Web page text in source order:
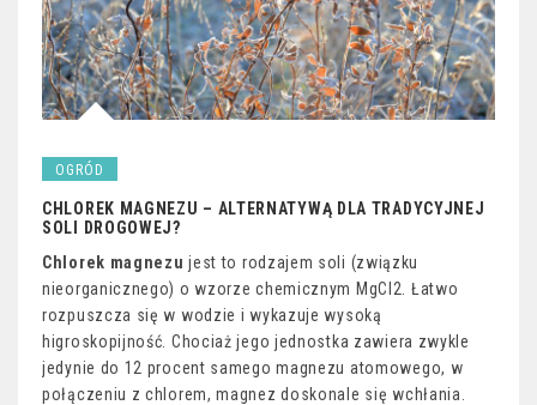
OGRÓD
CHLOREK MAGNEZU – ALTERNATYWĄ DLA TRADYCYJNEJ
SOLI DROGOWEJ?
Chlorek magnezu jest to rodzajem soli (związku
nieorganicznego) o wzorze chemicznym MgCl2. Łatwo
rozpuszcza się w wodzie i wykazuje wysoką
higroskopijność. Chociaż jego jednostka zawiera zwykle
jedynie do 12 procent samego magnezu atomowego, w
połączeniu z chlorem, magnez doskonale się wchłania.